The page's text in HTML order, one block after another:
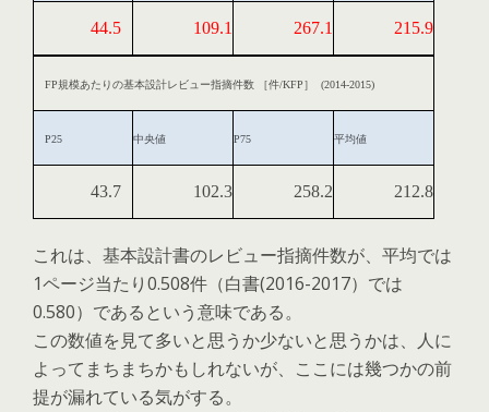
44.5 109.1 267.1 215.9
FP規模あたりの基本設計レビュー指摘件数 ［件/KFP］ (2014-2015)
P25 中央値 P75 平均値
43.7 102.3 258.2 212.8
これは、基本設計書のレビュー指摘件数が、平均では
1ページ当たり0.508件（白書(2016-2017）では
0.580）であるという意味である。
この数値を見て多いと思うか少ないと思うかは、人に
よってまちまちかもしれないが、ここには幾つかの前
提が漏れている気がする。